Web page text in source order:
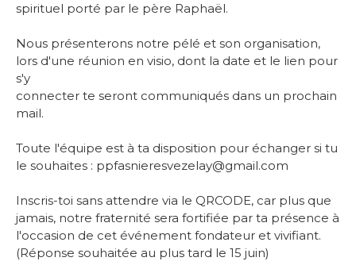
spirituel porté par le père Raphaël.
Nous présenterons notre pélé et son organisation,
lors d'une réunion en visio, dont la date et le lien pour
s'y
connecter te seront communiqués dans un prochain
mail.
Toute l'équipe est à ta disposition pour échanger si tu
le souhaites : ppfasnieresvezelay@gmail.com
Inscris-toi sans attendre via le QRCODE, car plus que
jamais, notre fraternité sera fortifiée par ta présence à
l'occasion de cet événement fondateur et vivifiant.
(Réponse souhaitée au plus tard le 15 juin)